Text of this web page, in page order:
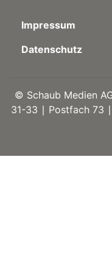
Impressum
Datenschutz
© Schaub Medien
31-33 ∣ Postfach 73